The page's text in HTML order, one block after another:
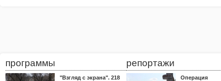
программы
"Взгляд с экрана". 218
репортажи
Операция